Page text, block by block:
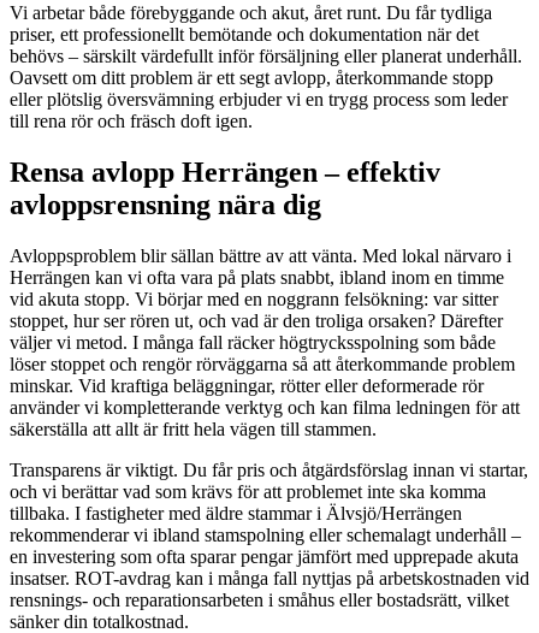
Vi arbetar både förebyggande och akut, året runt. Du får tydliga
priser, ett professionellt bemötande och dokumentation när det
behövs – särskilt värdefullt inför försäljning eller planerat underhåll.
Oavsett om ditt problem är ett segt avlopp, återkommande stopp
eller plötslig översvämning erbjuder vi en trygg process som leder
till rena rör och fräsch doft igen.
Rensa avlopp Herrängen – effektiv
avloppsrensning nära dig
Avloppsproblem blir sällan bättre av att vänta. Med lokal närvaro i
Herrängen kan vi ofta vara på plats snabbt, ibland inom en timme
vid akuta stopp. Vi börjar med en noggrann felsökning: var sitter
stoppet, hur ser rören ut, och vad är den troliga orsaken? Därefter
väljer vi metod. I många fall räcker högtrycksspolning som både
löser stoppet och rengör rörväggarna så att återkommande problem
minskar. Vid kraftiga beläggningar, rötter eller deformerade rör
använder vi kompletterande verktyg och kan filma ledningen för att
säkerställa att allt är fritt hela vägen till stammen.
Transparens är viktigt. Du får pris och åtgärdsförslag innan vi startar,
och vi berättar vad som krävs för att problemet inte ska komma
tillbaka. I fastigheter med äldre stammar i Älvsjö/Herrängen
rekommenderar vi ibland stamspolning eller schemalagt underhåll –
en investering som ofta sparar pengar jämfört med upprepade akuta
insatser. ROT-avdrag kan i många fall nyttjas på arbetskostnaden vid
rensnings- och reparationsarbeten i småhus eller bostadsrätt, vilket
sänker din totalkostnad.